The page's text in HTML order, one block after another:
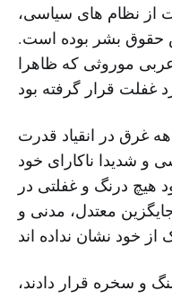
از نظام های سیاسی،
حقوق بشر بوده است.
موروثی که ظاهرا
هایی که به مدت ۴ دهه غرق در انقیاد قدرت
و شدیدا ناکارای خود
هیچ درنگ و غفلتی در
معتدل، مدنی و
و سخره قرار دادند،